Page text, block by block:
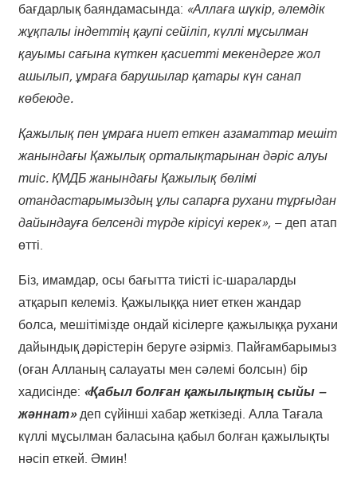
бағдарлық баяндамасында: «Аллаға шүкір, әлемдік
жұқпалы індеттің қаупі сейіліп, күллі мұсылман
қауымы сағына күткен қасиетті мекендерге жол
ашылып, ұмраға барушылар қатары күн санап
көбеюде.
Қажылық пен ұмраға ниет еткен азаматтар мешіт
жанындағы Қажылық орталықтарынан дәріс алуы
тиіс. ҚМДБ жанындағы Қажылық бөлімі
отандастарымыздың ұлы сапарға рухани тұрғыдан
дайындауға белсенді түрде кірісуі керек», – деп атап
өтті.
Біз, имамдар, осы бағытта тиісті іс-шараларды
атқарып келеміз. Қажылыққа ниет еткен жандар
болса, мешітімізде ондай кісілерге қажылыққа рухани
дайындық дәрістерін беруге әзірміз. Пайғамбарымыз
(оған Алланың салауаты мен сәлемі болсын) бір
хадисінде: «Қабыл болған қажылықтың сыйы –
жәннат»деп сүйінші хабар жеткізеді. Алла Тағала
күллі мұсылман баласына қабыл болған қажылықты
нәсіп еткей. Әмин!